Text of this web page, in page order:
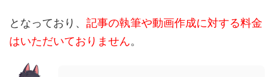
となっており、 記事の執筆や動画作成に対する料金
はいただいておりません。